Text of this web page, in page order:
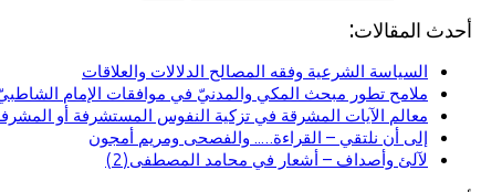
أحدث المقالات:
السياسة الشرعية وفقه المصالح الدلالات والعلاقات
ملامح تطور مبحث المكي والمدنيّ في موافقات الإمام
معالم الآيات المشرقة في تزكية النفوس المستشرفة أو
إلى أن نلتقي – القراءة….. والفصحى ومريم أمجون
لآلئ وأصداف – أشعار في محامد المصطفى(2)